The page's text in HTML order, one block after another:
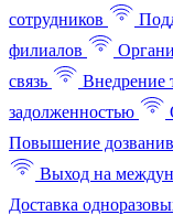
сотрудников
филиалов
связь
Внедрение
задолженностью
Повышение
Выход на
Доставка